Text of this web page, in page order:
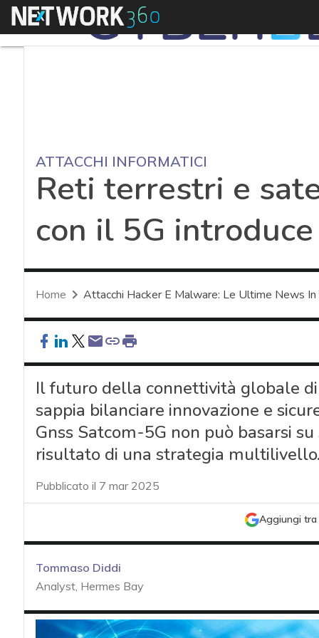
Menu
ATTACCHI INFORMATICI
Reti terrestri e
con il 5G
Home Attacchi Hacker E Malware: Le Ultime News
Il futuro della connettività globale
sappia bilanciare innovazione e
Gnss Satcom-5G non può basarsi
risultato di una strategia
Pubblicato il 7 mar 2025
Aggiungi tra
Tommaso Diddi
Analyst, Hermes Bay